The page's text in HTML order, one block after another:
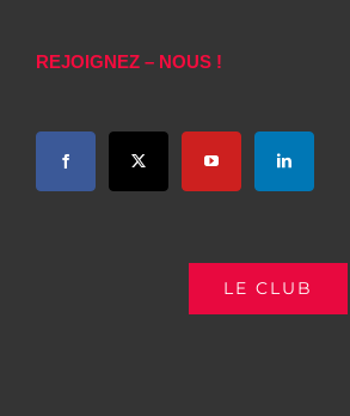
REJOIGNEZ – NOUS !
LE CLUB